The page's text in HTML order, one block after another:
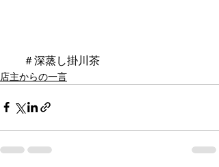
＃深蒸し掛川茶
店主からの一言